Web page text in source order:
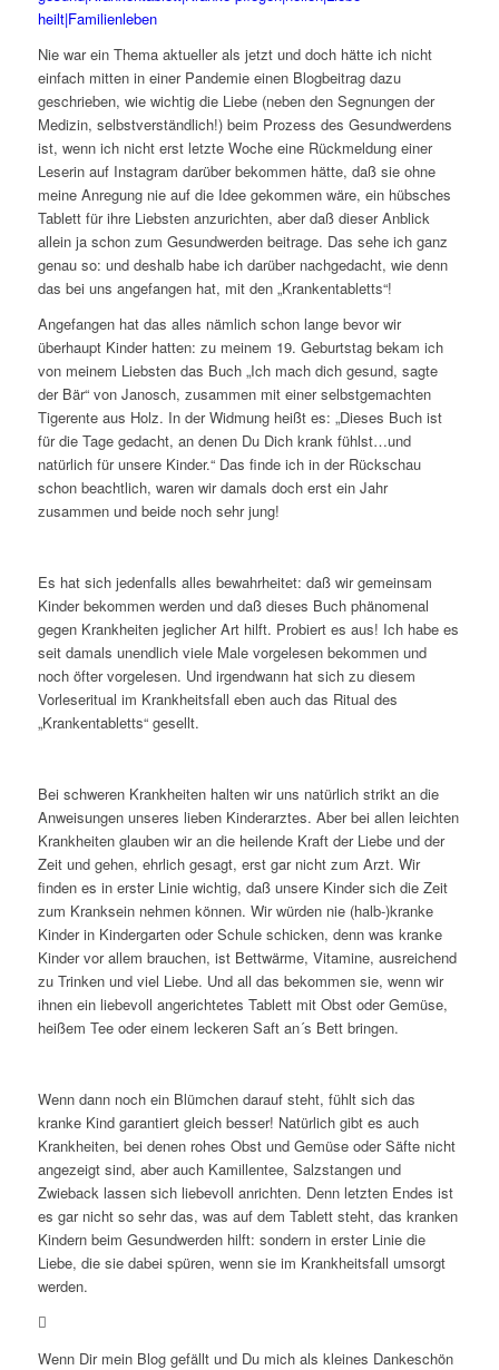
Nie war ein Thema aktueller als jetzt und doch hätte ich nicht
einfach mitten in einer Pandemie einen Blogbeitrag dazu
geschrieben, wie wichtig die Liebe (neben den Segnungen der
Medizin, selbstverständlich!) beim Prozess des Gesundwerdens
ist, wenn ich nicht erst letzte Woche eine Rückmeldung einer
Leserin auf Instagram darüber bekommen hätte, daß sie ohne
meine Anregung nie auf die Idee gekommen wäre, ein hübsches
Tablett für ihre Liebsten anzurichten, aber daß dieser Anblick
allein ja schon zum Gesundwerden beitrage. Das sehe ich ganz
genau so: und deshalb habe ich darüber nachgedacht, wie denn
das bei uns angefangen hat, mit den „Krankentabletts“!
Angefangen hat das alles nämlich schon lange bevor wir
überhaupt Kinder hatten: zu meinem 19. Geburtstag bekam ich
von meinem Liebsten das Buch „Ich mach dich gesund, sagte
der Bär“ von Janosch, zusammen mit einer selbstgemachten
Tigerente aus Holz. In der Widmung heißt es: „Dieses Buch ist
für die Tage gedacht, an denen Du Dich krank fühlst…und
natürlich für unsere Kinder.“ Das finde ich in der Rückschau
schon beachtlich, waren wir damals doch erst ein Jahr
zusammen und beide noch sehr jung!
Es hat sich jedenfalls alles bewahrheitet: daß wir gemeinsam
Kinder bekommen werden und daß dieses Buch phänomenal
gegen Krankheiten jeglicher Art hilft. Probiert es aus! Ich habe es
seit damals unendlich viele Male vorgelesen bekommen und
noch öfter vorgelesen. Und irgendwann hat sich zu diesem
Vorleseritual im Krankheitsfall eben auch das Ritual des
„Krankentabletts“ gesellt.
Bei schweren Krankheiten halten wir uns natürlich strikt an die
Anweisungen unseres lieben Kinderarztes. Aber bei allen leichten
Krankheiten glauben wir an die heilende Kraft der Liebe und der
Zeit und gehen, ehrlich gesagt, erst gar nicht zum Arzt. Wir
finden es in erster Linie wichtig, daß unsere Kinder sich die Zeit
zum Kranksein nehmen können. Wir würden nie (halb-)kranke
Kinder in Kindergarten oder Schule schicken, denn was kranke
Kinder vor allem brauchen, ist Bettwärme, Vitamine, ausreichend
zu Trinken und viel Liebe. Und all das bekommen sie, wenn wir
ihnen ein liebevoll angerichtetes Tablett mit Obst oder Gemüse,
heißem Tee oder einem leckeren Saft an´s Bett bringen.
Wenn dann noch ein Blümchen darauf steht, fühlt sich das
kranke Kind garantiert gleich besser! Natürlich gibt es auch
Krankheiten, bei denen rohes Obst und Gemüse oder Säfte nicht
angezeigt sind, aber auch Kamillentee, Salzstangen und
Zwieback lassen sich liebevoll anrichten. Denn letzten Endes ist
es gar nicht so sehr das, was auf dem Tablett steht, das kranken
Kindern beim Gesundwerden hilft: sondern in erster Linie die
Liebe, die sie dabei spüren, wenn sie im Krankheitsfall umsorgt
werden.
Wenn Dir mein Blog gefällt und Du mich als kleines Dankeschön